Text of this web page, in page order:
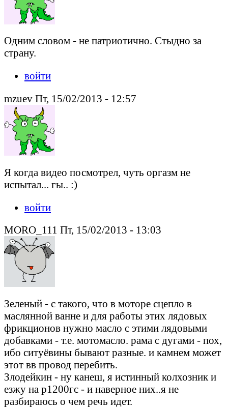
Одним словом - не патриотично. Стыдно за
страну.
войти
mzuev Пт, 15/02/2013 - 12:57
Я когда видео посмотрел, чуть оргазм не
испытал... гы.. :)
войти
MORO_111 Пт, 15/02/2013 - 13:03
Зеленый - с такого, что в моторе сцепло в
маслянной ванне и для работы этих лядовых
фрикционов нужно масло с этими лядовыми
добавками - т.е. мотомасло. рама с дугами - пох,
ибо ситуёвины бывают разные. и камнем может
этот вв провод перебить.
Злодейкин - ну канеш, я истинный колхозник и
езжу на р1200гс - и наверное них..я не
разбираюсь о чем речь идет.